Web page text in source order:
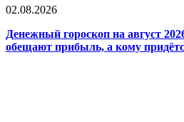
02.08.2026
Денежный гороскоп на август
обещают прибыль, а кому